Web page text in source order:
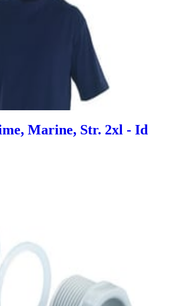
Marine, Str. 2xl - Id